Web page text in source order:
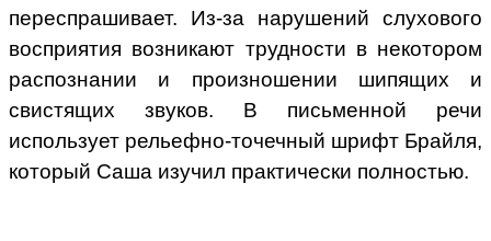
переспрашивает. Из-за нарушений слухового
восприятия возникают трудности в некотором
распознании и произношении шипящих и
свистящих звуков. В письменной речи
использует рельефно-точечный шрифт Брайля,
который Саша изучил практически полностью.